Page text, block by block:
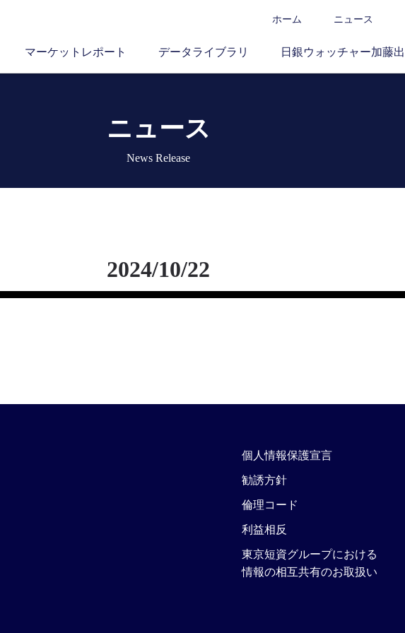
ホーム ニュース
マーケットレポート データライブラリ 日銀ウォッチャー加藤出
ニュース
News Release
2024/10/22
個人情報保護宣言
勧誘方針
倫理コード
利益相反
東京短資グループにおける
情報の相互共有のお取扱い